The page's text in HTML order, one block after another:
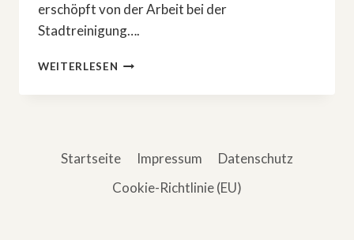
erschöpft von der Arbeit bei der
Stadtreinigung….
WEITERLESEN DAS
DAS
Startseite Impressum
Datenschutz
Cookie-Richtlinie (EU)